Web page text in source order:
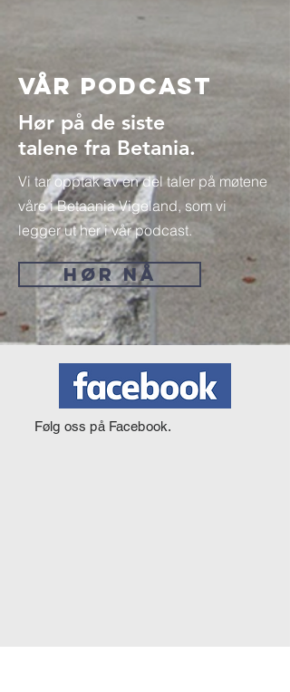
Vår Podcast
Hør på de siste
talene fra Betania.
Vi tar opptak av en del taler på møtene
våre i Betaania Vigeland, som vi
legger ut her i vår podcast.
HØR NÅ
Følg oss på Facebook.